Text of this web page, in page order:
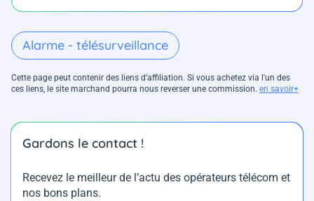
Alarme - télésurveillance
Cette page peut contenir des liens d’affiliation. Si vous achetez via l'un des
ces liens, le site marchand pourra nous reverser une commission. en savoir+
Gardons le contact !
Recevez le meilleur de l’actu des opérateurs télécom et
nos bons plans.